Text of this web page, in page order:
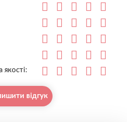
якості:
відгук